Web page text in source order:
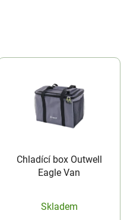
Chladící box Outwell
Eagle Van
Skladem